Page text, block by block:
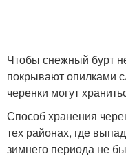
Чтобы снежный бурт
покрывают опилками
черенки могут
Способ хранения
тех районах, где
зимнего периода не